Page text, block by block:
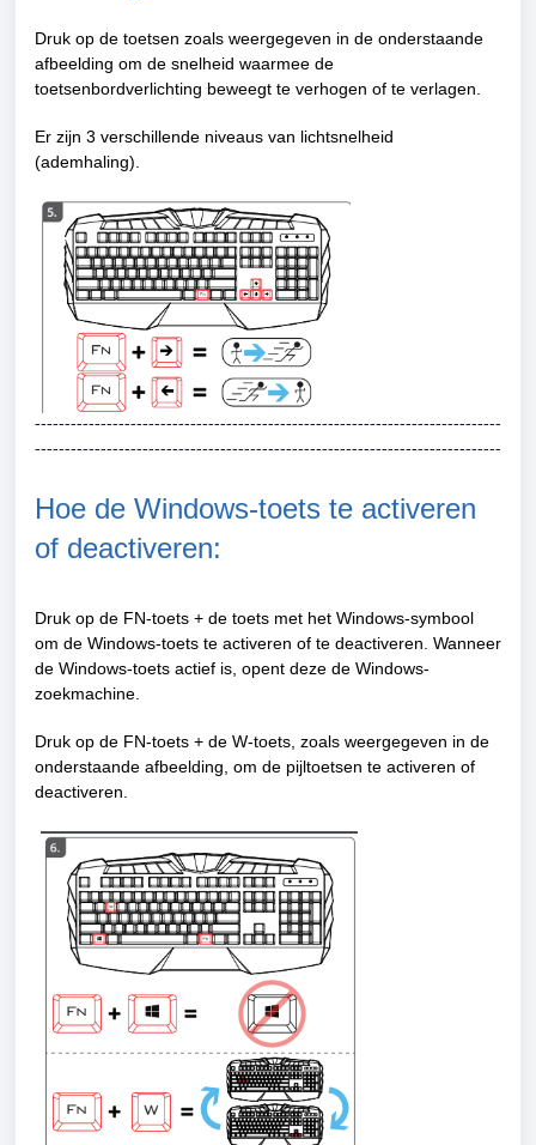
Druk op de toetsen zoals weergegeven in de onderstaande
afbeelding om de snelheid waarmee de
toetsenbordverlichting beweegt te verhogen of te verlagen.
Er zijn 3 verschillende niveaus van lichtsnelheid
(ademhaling).
------------------------------------------------------------------------------
------------------------------------------------------------------------------
Hoe de Windows-toets te activeren
of deactiveren:
Druk op de FN-toets + de toets met het Windows-symbool
om de Windows-toets te activeren of te deactiveren. Wanneer
de Windows-toets actief is, opent deze de Windows-
zoekmachine.
Druk op de FN-toets + de W-toets, zoals weergegeven in de
onderstaande afbeelding, om de pijltoetsen te activeren of
deactiveren.